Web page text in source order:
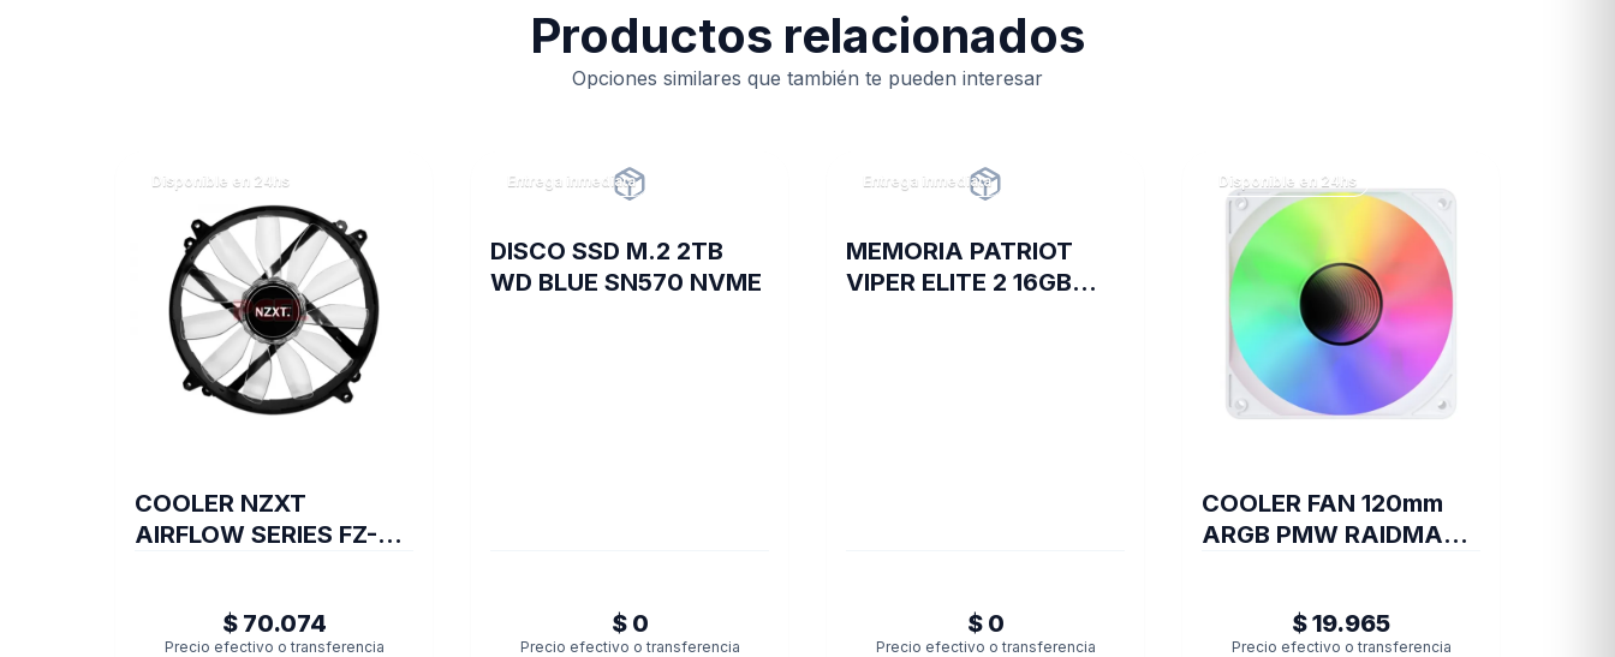
cantidad
Productos relacionados
Opciones similares que también te pueden interesar
Disponible en 24hs
COOLER NZXT
AIRFLOW SERIES FZ-
$ 70.074
Precio efectivo o transferencia
Entrega inmediata
DISCO SSD M.2 2TB
WD BLUE SN570 NVME
$ 0
Precio efectivo o transferencia
Entrega inmediata
MEMORIA PATRIOT
VIPER ELITE 2 16GB
$ 0
Precio efectivo o transferencia
Disponible en 24hs
COOLER FAN 120mm
ARGB PMW RAIDMAX
$ 19.965
Precio efectivo o transferencia